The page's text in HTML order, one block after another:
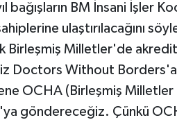
bağışların BM İnsani İşler
ulaştırılacağını
Birleşmiş Milletler'de
Doctors Without
OCHA (Birleşmiş
göndereceğiz. Çünkü